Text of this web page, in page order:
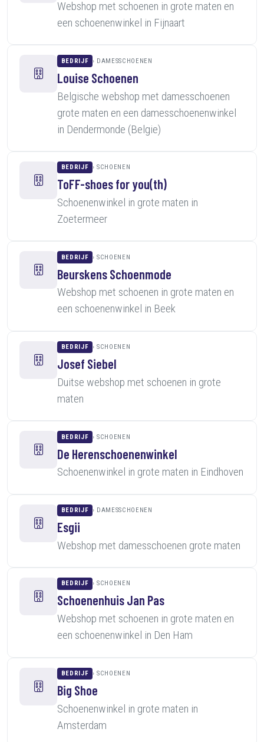
Webshop met schoenen in grote maten en
een schoenenwinkel in Fijnaart
BEDRIJF DAMESSCHOENEN
Louise Schoenen
Belgische webshop met damesschoenen
grote maten en een damesschoenenwinkel
in Dendermonde (Belgie)
BEDRIJF SCHOENEN
ToFF-shoes for you(th)
Schoenenwinkel in grote maten in
Zoetermeer
BEDRIJF SCHOENEN
Beurskens Schoenmode
Webshop met schoenen in grote maten en
een schoenenwinkel in Beek
BEDRIJF SCHOENEN
Josef Siebel
Duitse webshop met schoenen in grote
maten
BEDRIJF SCHOENEN
De Herenschoenenwinkel
Schoenenwinkel in grote maten in Eindhoven
BEDRIJF DAMESSCHOENEN
Esgii
Webshop met damesschoenen grote maten
BEDRIJF SCHOENEN
Schoenenhuis Jan Pas
Webshop met schoenen in grote maten en
een schoenenwinkel in Den Ham
BEDRIJF SCHOENEN
Big Shoe
Schoenenwinkel in grote maten in
Amsterdam